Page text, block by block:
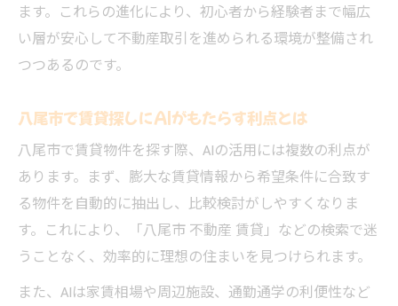
ます。これらの進化により、初心者から経験者まで幅広
い層が安心して不動産取引を進められる環境が整備され
つつあるのです。
八尾市で賃貸探しにAIがもたらす利点とは
八尾市で賃貸物件を探す際、AIの活用には複数の利点が
あります。まず、膨大な賃貸情報から希望条件に合致す
る物件を自動的に抽出し、比較検討がしやすくなりま
す。これにより、「八尾市 不動産 賃貸」などの検索で迷
うことなく、効率的に理想の住まいを見つけられます。
また、AIは家賃相場や周辺施設、通勤通学の利便性など